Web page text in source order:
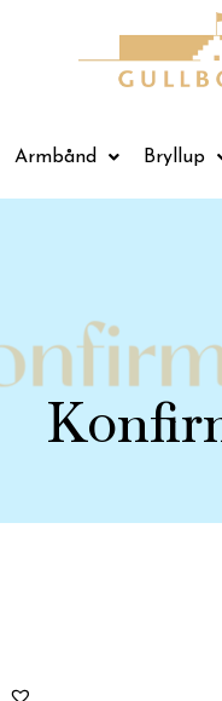
Armbånd Bryllup
høy